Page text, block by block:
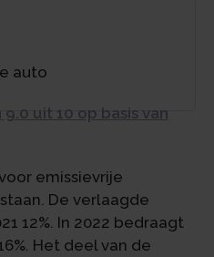
auto
uit 10 op basis van
emissievrije
De verlaagde
12%. In 2022 bedraagt
Het deel van de